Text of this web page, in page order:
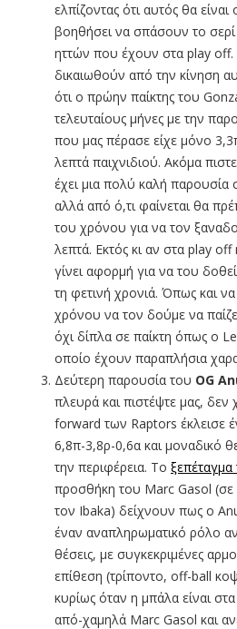
ελπίζοντας ότι αυτός θα
βοηθήσει να σπάσουν το
ηττών που έχουν στα play
δικαιωθούν από την κίνηση
ότι ο πρώην παίκτης του
τελευταίους μήνες με την
που μας πέρασε είχε μόνο
λεπτά παιχνιδιού. Ακόμα
έχει μια πολύ καλή
αλλά από ό,τι φαίνεται θα
του χρόνου για να τον
λεπτά. Εκτός κι αν στα play
γίνει αφορμή για να του δοθεί
τη φετινή χρονιά. Όπως και
χρόνου να τον δούμε να
όχι δίπλα σε παίκτη όπως ο
οποίο έχουν παραπλήσια
Δεύτερη παρουσία του ΟG
πλευρά και πιστέψτε μας,
forward των Raptors έκλεισε
6,8π-3,8ρ-0,6α και μοναδικό
την περιφέρεια. To
προσθήκη του Marc Gasol (σε
τον Ibaka) δείχνουν πως ο
έναν αναπληρωματικό ρόλο
θέσεις, με συγκεκριμένες
επίθεση (τρίποντο, off-ball
κυρίως όταν η μπάλα είναι
από-χαμηλά Marc Gasol και